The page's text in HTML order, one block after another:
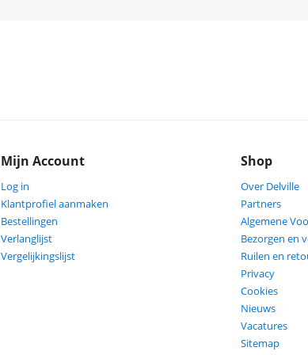
Mijn Account
Log in
Klantprofiel aanmaken
Bestellingen
Verlanglijst
Vergelijkingslijst
Shop
Over Delville
Partners
Algemene
Bezorgen en
Ruilen en
Privacy
Cookies
Nieuws
Vacatures
Sitemap